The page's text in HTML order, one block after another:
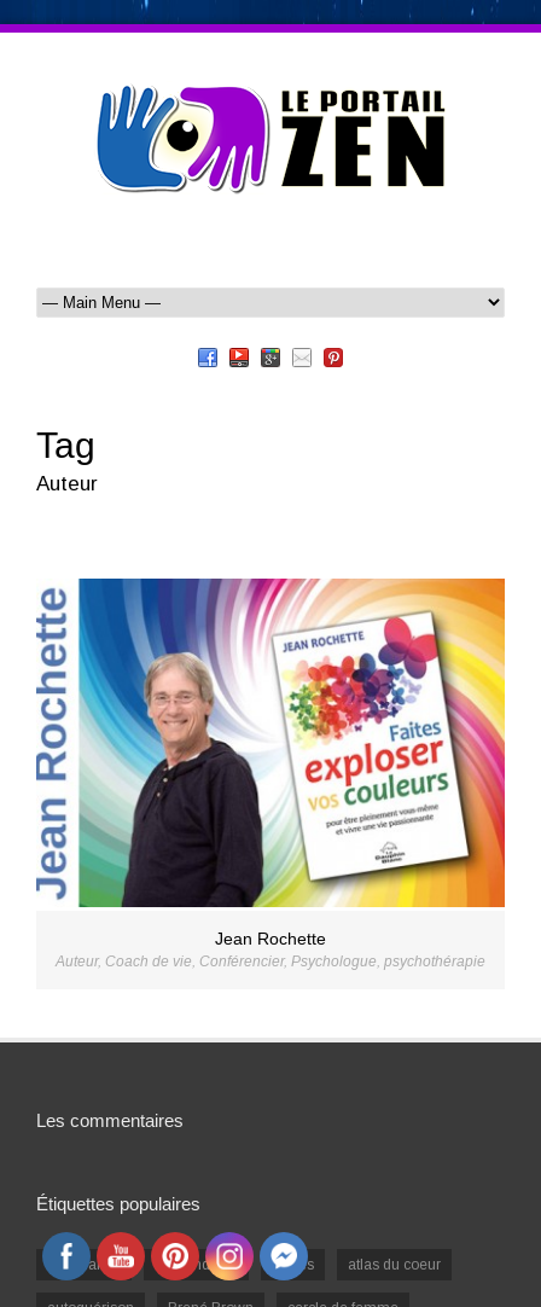
Tag
Auteur
Jean Rochette
Auteur, Coach de vie Conférencier, Psychologue psychothérapie
Les commentaires
Étiquettes populaires
abondance amérindiens Anges atlas du coeur